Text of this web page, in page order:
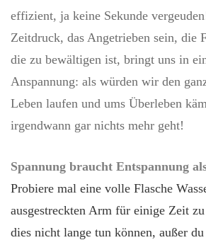
effizient, ja keine Sekunde
Zeitdruck, das Angetrieben sein, die
die zu bewältigen ist, bringt uns in
Anspannung: als würden wir den
Leben laufen und ums Überleben
irgendwann gar nichts mehr geht!
Spannung braucht Entspannung
Probiere mal eine volle Flasche
ausgestreckten Arm für einige Zeit
dies nicht lange tun können, außer